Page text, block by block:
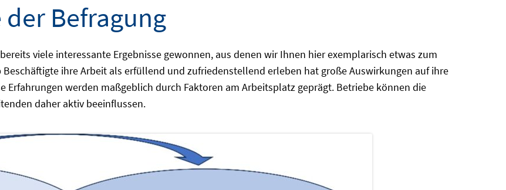
der Befragung
viele interessante Ergebnisse gewonnen, aus denen wir Ihnen hier exemplarisch etwas zum
ihre Arbeit als erfüllend und zufriedenstellend erleben hat große Auswirkungen auf ihre
Erfahrungen werden maßgeblich durch Faktoren am Arbeitsplatz geprägt. Betriebe können die
daher aktiv beeinflussen.